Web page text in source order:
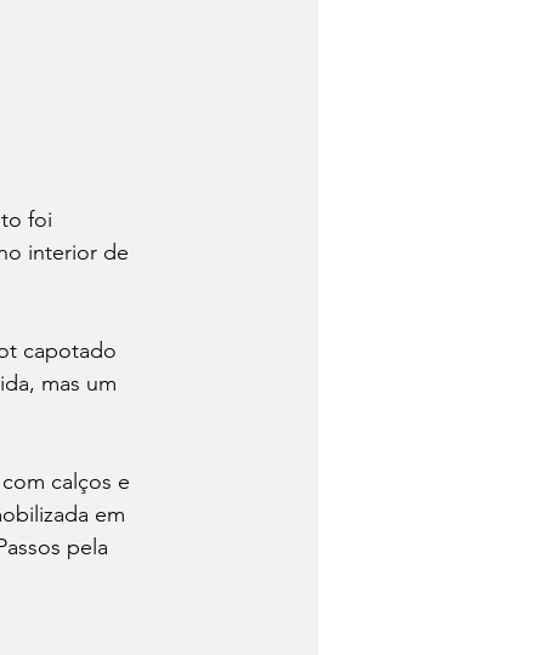
foi
interior de
capotado
mas um
calços e
em
pela